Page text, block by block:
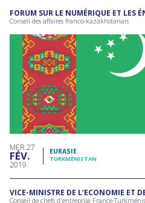
FORUM SUR LE NUMÉRIQUE ET LES
Conseil des affaires franco-kazakhstanais
MER 27
FÉV
2019
EURASIE
TURKMÉNISTAN
VICE-MINISTRE DE L’ECONOMIE ET
Conseil de chefs d'entreprise France-